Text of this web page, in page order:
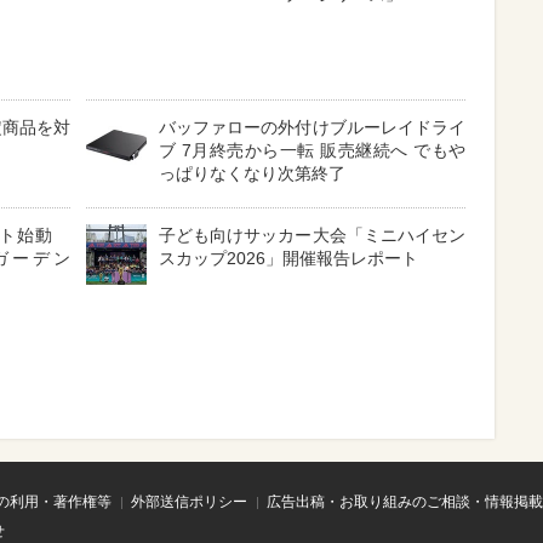
品を対
バッファローの外付けブルーレイドライ
ブ 7月終売から一転 販売継続へ でもや
っぱりなくなり次第終了
ト始動
ーデン
子ども向けサッカー大会「ミニハイセン
スカップ2026」開催報告レポート
利用・著作権等 外部送信ポリシー
広告出稿・お取り組みのご相談・情報掲